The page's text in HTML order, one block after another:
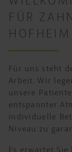
FÜR
HOFHEIM
Für uns steht
Arbeit. Wir
unsere
entspannter
individuelle
Niveau zu